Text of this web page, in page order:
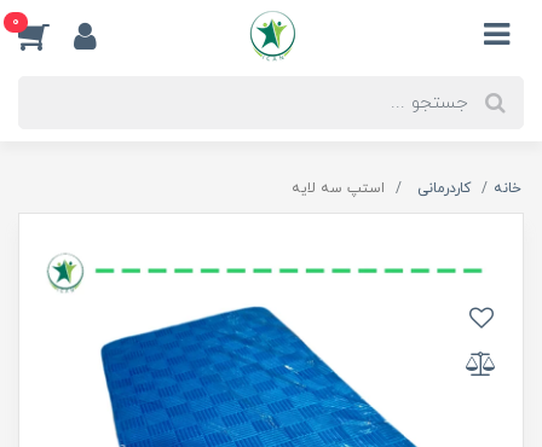
0
خانه کاردرمانی استپ سه لایه